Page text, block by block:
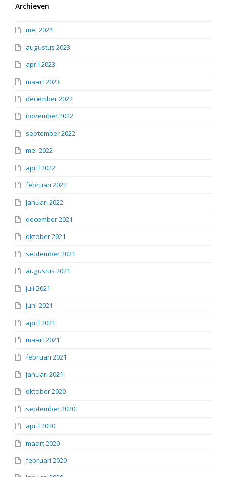
Archieven
mei 2024
augustus 2023
april 2023
maart 2023
december 2022
november 2022
september 2022
mei 2022
april 2022
februari 2022
januari 2022
december 2021
oktober 2021
september 2021
augustus 2021
juli 2021
juni 2021
april 2021
maart 2021
februari 2021
januari 2021
oktober 2020
september 2020
april 2020
maart 2020
februari 2020